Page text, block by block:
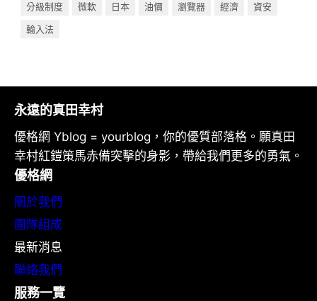
分級制度
微軟 日本 油價 瀏覽器 經濟
資安
輸入法
永遠的真田幸村
優格網 Yblog = yourblog，你的優質部落格。願真田
幸村紅鎧策馬赤備突擊的身影，帶給我們更多的勇氣。
優格網
關於我們
團隊組成
最新消息
聯絡我們
服務一覽